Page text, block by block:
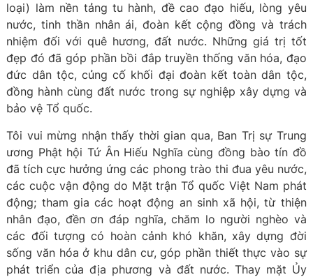
loại) làm nền tảng tu hành, đề cao đạo hiếu, lòng yêu
nước, tinh thần nhân ái, đoàn kết cộng đồng và trách
nhiệm đối với quê hương, đất nước. Những giá trị tốt
đẹp đó đã góp phần bồi đắp truyền thống văn hóa, đạo
đức dân tộc, củng cố khối đại đoàn kết toàn dân tộc,
đồng hành cùng đất nước trong sự nghiệp xây dựng và
bảo vệ Tổ quốc.
Tôi vui mừng nhận thấy thời gian qua, Ban Trị sự Trung
ương Phật hội Tứ Ân Hiếu Nghĩa cùng đồng bào tín đồ
đã tích cực hưởng ứng các phong trào thi đua yêu nước,
các cuộc vận động do Mặt trận Tổ quốc Việt Nam phát
động; tham gia các hoạt động an sinh xã hội, từ thiện
nhân đạo, đền ơn đáp nghĩa, chăm lo người nghèo và
các đối tượng có hoàn cảnh khó khăn, xây dựng đời
sống văn hóa ở khu dân cư, góp phần thiết thực vào sự
phát triển của địa phương và đất nước. Thay mặt Ủy